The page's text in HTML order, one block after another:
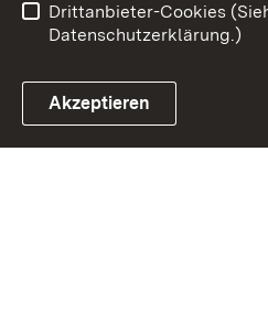
Drittanbieter-Cookies
Datenschutzerklärung.)
Akzeptieren